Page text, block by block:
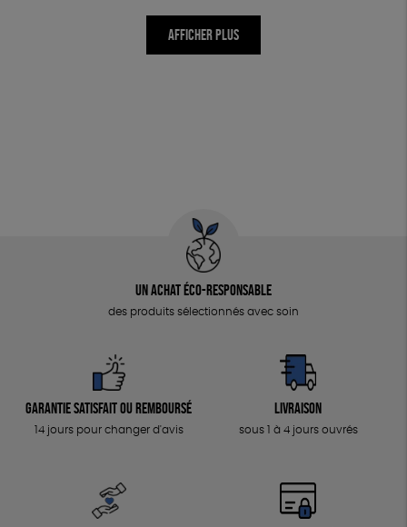
AFFICHER PLUS
Un achat éco-responsable
des produits sélectionnés avec soin
Garantie satisfait ou remboursé
14 jours pour changer d'avis
Livraison
sous 1 à 4 jours ouvrés